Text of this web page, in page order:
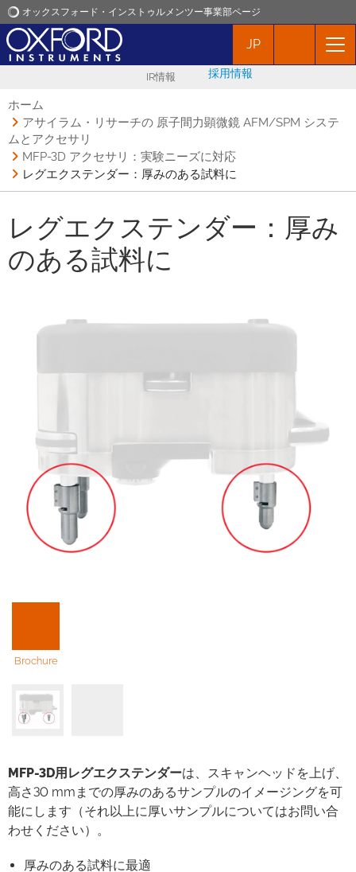
オックスフォード・インストゥルメンツー事業部ページ
オックスフォード・インストゥルメンツ
イベント
JP
IR情報 採用情報
ホーム
アサイラム・リサーチの 原子間力顕微鏡 AFM/SPM システ
ムとアクセサリ
MFP-3D アクセサリ：実験ニーズに対応
レグエクステンダー：厚みのある試料に
レグエクステンダー：厚み
のある試料に
Brochure
MFP-3D用レグエクステンダーは、スキャンヘッドを上げ、
高さ30 mmまでの厚みのあるサンプルのイメージングを可
能にします（それ以上に厚いサンプルについてはお問い合
わせください）。
厚みのある試料に最適